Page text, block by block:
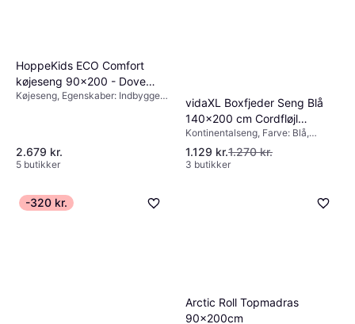
HoppeKids ECO Comfort
køjeseng 90x200 - Dove
Grey Køjeseng
Køjeseng, Egenskaber: Indbygget
Træ
2.679 kr.
5 butikker
vidaXL Boxfjeder Seng Blå
140x200 cm Cordfløjl
Kontinentalseng
Kontinentalseng, Farve: Blå,
Materiale: Træ
1.129 kr.1.270 kr.
3 butikker
-320 kr.
Arctic Roll Topmadras
90x200cm